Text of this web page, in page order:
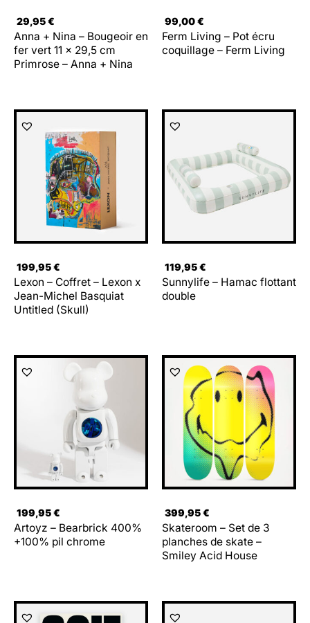
29,95€
Anna + Nina – Bougeoir en
fer vert 11 x 29,5 cm
Primrose – Anna + Nina
99,00€
Ferm Living – Pot écru
coquillage – Ferm Living
199,95€
Lexon – Coffret – Lexon x
Jean-Michel Basquiat
Untitled (Skull)
119,95€
Sunnylife – Hamac flottant
double
199,95€
Artoyz – Bearbrick 400%
+100% pil chrome
399,95€
Skateroom – Set de 3
planches de skate –
Smiley Acid House